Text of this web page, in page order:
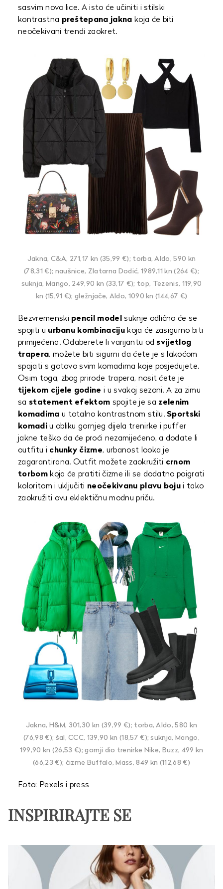
sasvim novo lice. A isto će učiniti i stilski
kontrastna preštepana jakna koja će biti
neočekivani trendi zaokret.
Jakna, C&A, 271,17 kn (35,99 €); torba, Aldo, 590 kn
(78,31 €); naušnice, Zlatarna Dodić, 1989,11 kn (264 €);
suknja, Mango, 249,90 kn (33,17 €); top, Tezenis, 119,90
kn (15,91 €); gležnjače, Aldo, 1090 kn (144,67 €)
Bezvremenski pencil model
suknje odlično će se
spojiti u urbanu kombinacijukoja će zasigurno biti
primijećena. Odaberete li varijantu od svijetlog
trapera, možete biti sigurni da ćete je s lakoćom
spajati s gotovo svim komadima koje posjedujete.
Osim toga, zbog prirode trapera, nosit ćete je
tijekom cijele godine i u svakoj sezoni. A za zimu
sa statement efektom spojite je sa zelenim
komadima u totalno kontrastnom stilu.Sportski
komadiu obliku gornjeg dijela trenirke i puffer
jakne teško da će proći nezamijećeno, a dodate li
outfitu i chunky čizme, urbanost looka je
zagarantirana. Outfit možete zaokružiti crnom
torbomkoja će pratiti čizme ili se dodatno poigrati
koloritom i uključiti neočekivanu plavu boju i tako
zaokružiti ovu eklektičnu modnu priču.
Jakna, H&M, 301,30 kn (39,99 €); torba, Aldo, 580 kn
(76,98 €); šal, CCC, 139,90 kn (18,57 €); suknja, Mango,
199,90 kn (26,53 €); gornji dio trenirke Nike, Buzz, 499 kn
(66,23 €); čizme Buffalo, Mass, 849 kn (112,68 €)
Foto: Pexels i press
INSPIRIRAJTE SE